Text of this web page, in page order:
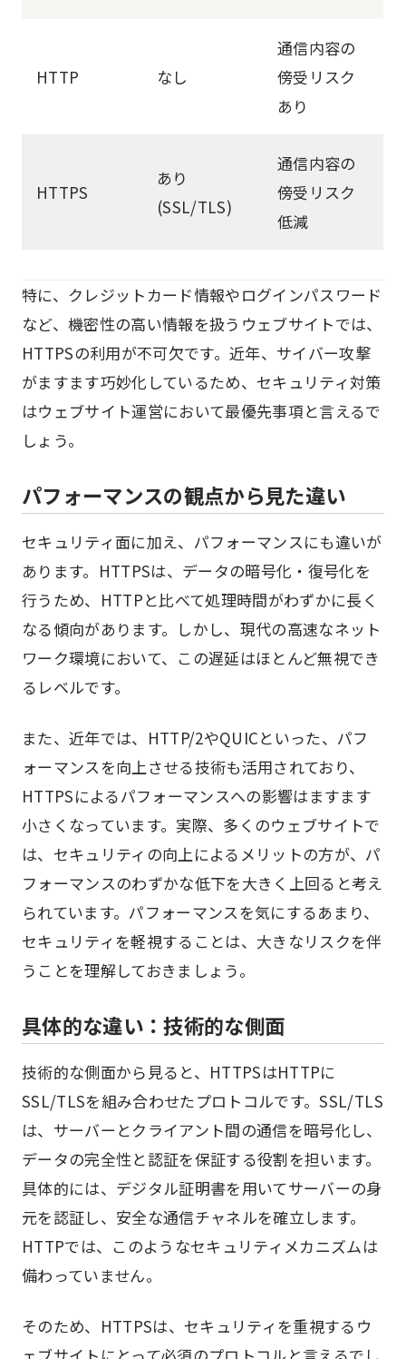
HTTP なし
通信内容の
傍受リスク
あり
HTTPS
あり
(SSL/TLS)
通信内容の
傍受リスク
低減
特に、クレジットカード情報やログインパスワード
など、機密性の高い情報を扱うウェブサイトでは、
HTTPSの利用が不可欠です。近年、サイバー攻撃
がますます巧妙化しているため、セキュリティ対策
はウェブサイト運営において最優先事項と言えるで
しょう。
パフォーマンスの観点から見た違い
セキュリティ面に加え、パフォーマンスにも違いが
あります。HTTPSは、データの暗号化・復号化を
行うため、HTTPと比べて処理時間がわずかに長く
なる傾向があります。しかし、現代の高速なネット
ワーク環境において、この遅延はほとんど無視でき
るレベルです。
また、近年では、HTTP/2やQUICといった、パフ
ォーマンスを向上させる技術も活用されており、
HTTPSによるパフォーマンスへの影響はますます
小さくなっています。実際、多くのウェブサイトで
は、セキュリティの向上によるメリットの方が、パ
フォーマンスのわずかな低下を大きく上回ると考え
られています。パフォーマンスを気にするあまり、
セキュリティを軽視することは、大きなリスクを伴
うことを理解しておきましょう。
具体的な違い：技術的な側面
技術的な側面から見ると、HTTPSはHTTPに
SSL/TLSを組み合わせたプロトコルです。SSL/TLS
は、サーバーとクライアント間の通信を暗号化し、
データの完全性と認証を保証する役割を担います。
具体的には、デジタル証明書を用いてサーバーの身
元を認証し、安全な通信チャネルを確立します。
HTTPでは、このようなセキュリティメカニズムは
備わっていません。
そのため、HTTPSは、セキュリティを重視するウ